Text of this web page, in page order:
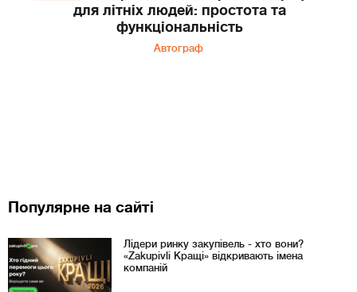
для літніх людей: простота та
функціональність
Автограф
Популярне на сайті
Лідери ринку закупівель - хто вони?
«Zakupivli Кращі» відкривають імена
компаній